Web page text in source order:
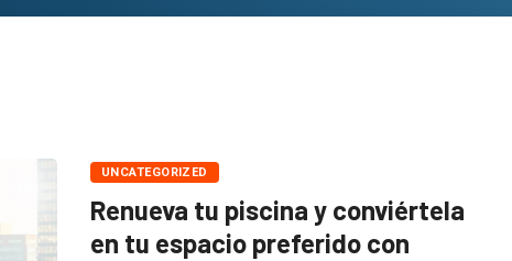
UNCATEGORIZED
Renueva tu piscina y conviértela
en tu espacio preferido con